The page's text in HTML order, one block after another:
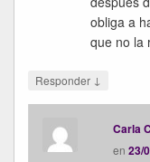
obliga a
que no la
Responder ↓
Carla
en23/